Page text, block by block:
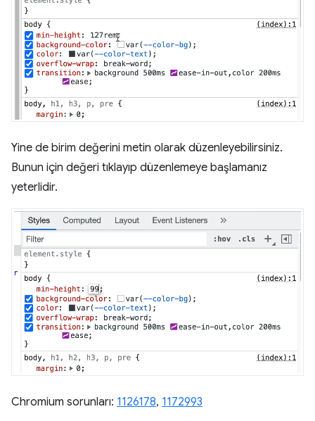
Yine de birim değerini metin olarak düzenleyebilirsiniz.
Bunun için değeri tıklayıp düzenlemeye başlamanız
yeterlidir.
Chromium sorunları: 1126178, 1172993